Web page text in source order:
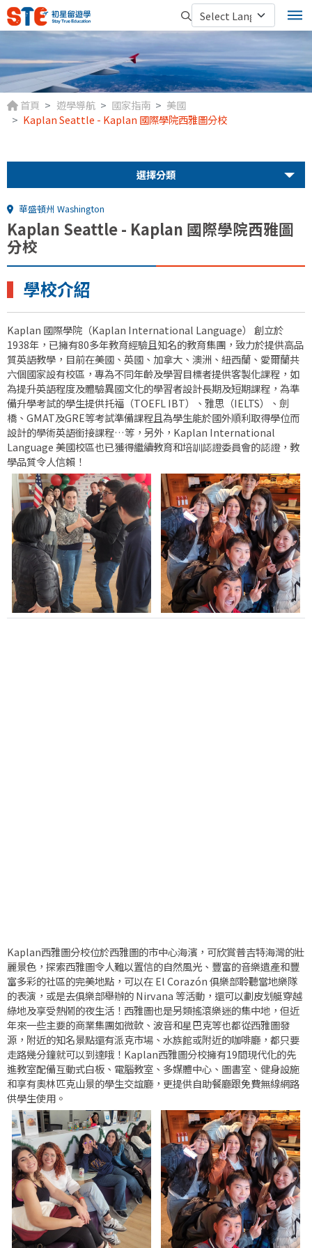
首頁 遊學導航 國家指南
美國
Kaplan Seattle - Kaplan 國際學院西雅圖分校
選擇分類
華盛頓州 Washington
Kaplan Seattle - Kaplan 國際學院西雅圖
分校
▍ 學校介紹
Kaplan 國際學院（Kaplan International Language） 創立於
1938年，已擁有80多年教育經驗且知名的教育集團，致力於提供高品
質英語教學，目前在美國、英國、加拿大、澳洲、紐西蘭、愛爾蘭共
六個國家設有校區，專為不同年齡及學習目標者提供客製化課程，如
為提升英語程度及體驗異國文化的學習者設計長期及短期課程，為準
備升學考試的學生提供托福（TOEFL IBT）、雅思（IELTS）、劍
橋、GMAT及GRE等考試準備課程且為學生能於國外順利取得學位而
設計的學術英語銜接課程…等，另外，Kaplan International
Language 美國校區也已獲得繼續教育和培訓認證委員會的認證，教
學品質令人信賴！
Kaplan西雅圖分校位於西雅圖的市中心海濱，可欣賞普吉特海灣的壯
麗景色，探索西雅圖令人難以置信的自然風光、豐富的音樂遺產和豐
富多彩的社區的完美地點，可以在 El Corazón 俱樂部聆聽當地樂隊
的表演，或是去俱樂部舉辦的 Nirvana 等活動，還可以劃皮划艇穿越
綠地及享受熱鬧的夜生活！西雅圖也是另類搖滾樂迷的集中地，但近
年來一些主要的商業集團如微軟、波音和星巴克等也都從西雅圖發
源，附近的知名景點還有派克市場、水族館或附近的咖啡廳，都只要
走路幾分鐘就可以到達哦！Kaplan西雅圖分校擁有19間現代化的先
進教室配備互動式白板、電腦教室、多媒體中心、圖書室、健身設施
和享有奧林匹克山景的學生交誼廳，更提供自助餐廳跟免費無線網路
供學生使用。